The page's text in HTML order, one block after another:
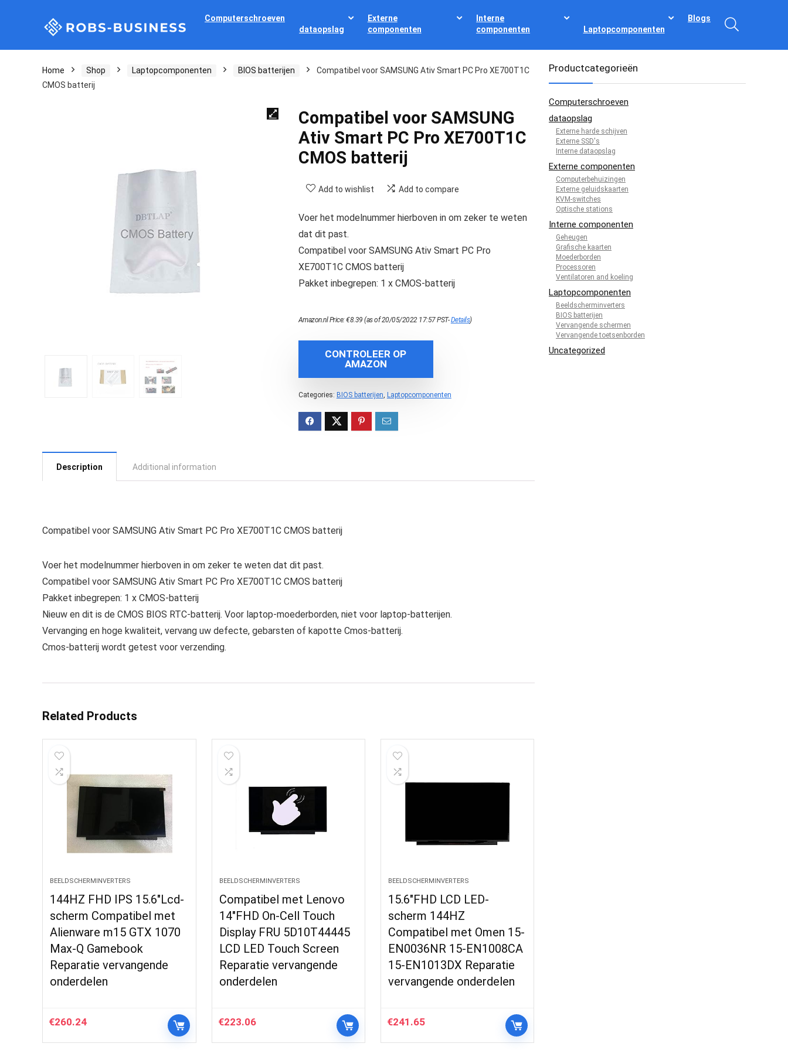
Computerschroeven
dataopslag
Externe
componenten
Interne
componenten
Laptopcomponenten
Blogs
Home Shop Laptopcomponenten BIOS batterijen
Compatibel voor SAMSUNG Ativ Smart PC Pro XE700T1C
CMOS batterij
Compatibel voor SAMSUNG
Ativ Smart PC Pro XE700T1C
CMOS batterij
Add to wishlist Add to compare
Voer het modelnummer hierboven in om zeker te weten
dat dit past.
Compatibel voor SAMSUNG Ativ Smart PC Pro
XE700T1C CMOS batterij
Pakket inbegrepen: 1 x CMOS-batterij
Amazon.nl Price:€8.39 (as of 20/05/2022 17:57 PST-Details)
CONTROLEER OP
AMAZON
Categories: BIOS batterijen, Laptopcomponenten
Description Additional information
Compatibel voor SAMSUNG Ativ Smart PC Pro XE700T1C CMOS batterij
Voer het modelnummer hierboven in om zeker te weten dat dit past.
Compatibel voor SAMSUNG Ativ Smart PC Pro XE700T1C CMOS batterij
Pakket inbegrepen: 1 x CMOS-batterij
Nieuw en dit is de CMOS BIOS RTC-batterij. Voor laptop-moederborden, niet voor laptop-batterijen.
Vervanging en hoge kwaliteit, vervang uw defecte, gebarsten of kapotte Cmos-batterij.
Cmos-batterij wordt getest voor verzending.
Related Products
BEELDSCHERMINVERTERS
144HZ FHD IPS 15.6″Lcd-
scherm Compatibel met
Alienware m15 GTX 1070
Max-Q Gamebook
Reparatie vervangende
onderdelen
€260.24
BEELDSCHERMINVERTERS
Compatibel met Lenovo
14″FHD On-Cell Touch
Display FRU 5D10T44445
LCD LED Touch Screen
Reparatie vervangende
onderdelen
€223.06
BEELDSCHERMINVERTERS
15.6″FHD LCD LED-
scherm 144HZ
Compatibel met Omen 15-
EN0036NR 15-EN1008CA
15-EN1013DX Reparatie
vervangende onderdelen
€241.65
Productcategorieën
Computerschroeven
dataopslag
Externe harde schijven
Externe SSD's
Interne dataopslag
Externe componenten
Computerbehuizingen
Externe geluidskaarten
KVM-switches
Optische stations
Interne componenten
Geheugen
Grafische kaarten
Moederborden
Processoren
Ventilatoren and koeling
Laptopcomponenten
Beeldscherminverters
BIOS batterijen
Vervangende schermen
Vervangende toetsenborden
Uncategorized